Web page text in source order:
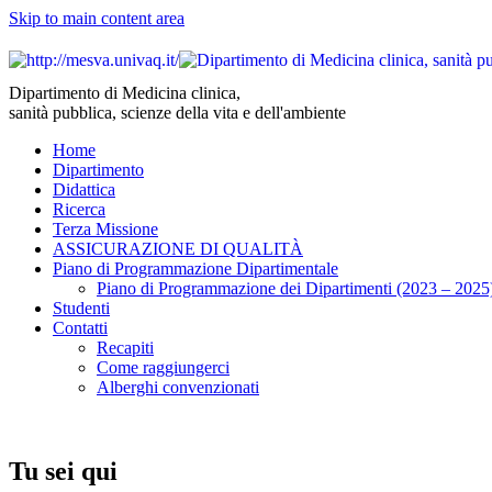
Skip to main content area
Dipartimento di Medicina clinica,
sanità pubblica, scienze della vita e dell'ambiente
Home
Dipartimento
Didattica
Ricerca
Terza Missione
ASSICURAZIONE DI QUALITÀ
Piano di Programmazione Dipartimentale
Piano di Programmazione dei Dipartimenti (2023 –
Studenti
Contatti
Recapiti
Come raggiungerci
Alberghi convenzionati
Tu sei qui